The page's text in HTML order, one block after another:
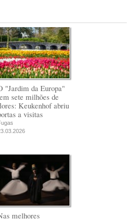
"Jardim da Europa"
sete milhões de
Keukenhof abriu
a visitas
melhores